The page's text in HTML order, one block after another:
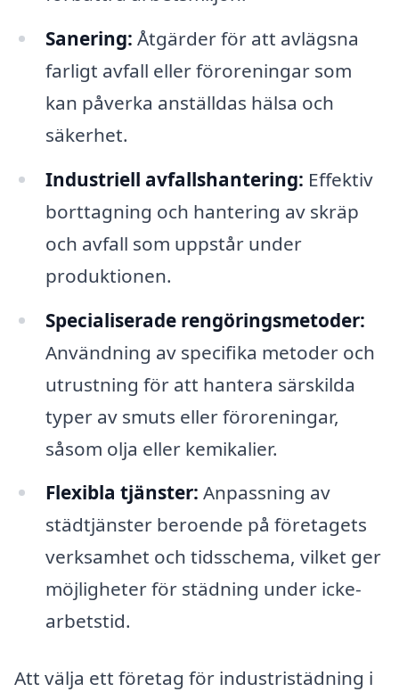
Sanering: Åtgärder för att avlägsna
farligt avfall eller föroreningar som
kan påverka anställdas hälsa och
säkerhet.
Industriell avfallshantering: Effektiv
borttagning och hantering av skräp
och avfall som uppstår under
produktionen.
Specialiserade rengöringsmetoder:
Användning av specifika metoder och
utrustning för att hantera särskilda
typer av smuts eller föroreningar,
såsom olja eller kemikalier.
Flexibla tjänster: Anpassning av
städtjänster beroende på företagets
verksamhet och tidsschema, vilket ger
möjligheter för städning under icke-
arbetstid.
Att välja ett företag för industristädning i